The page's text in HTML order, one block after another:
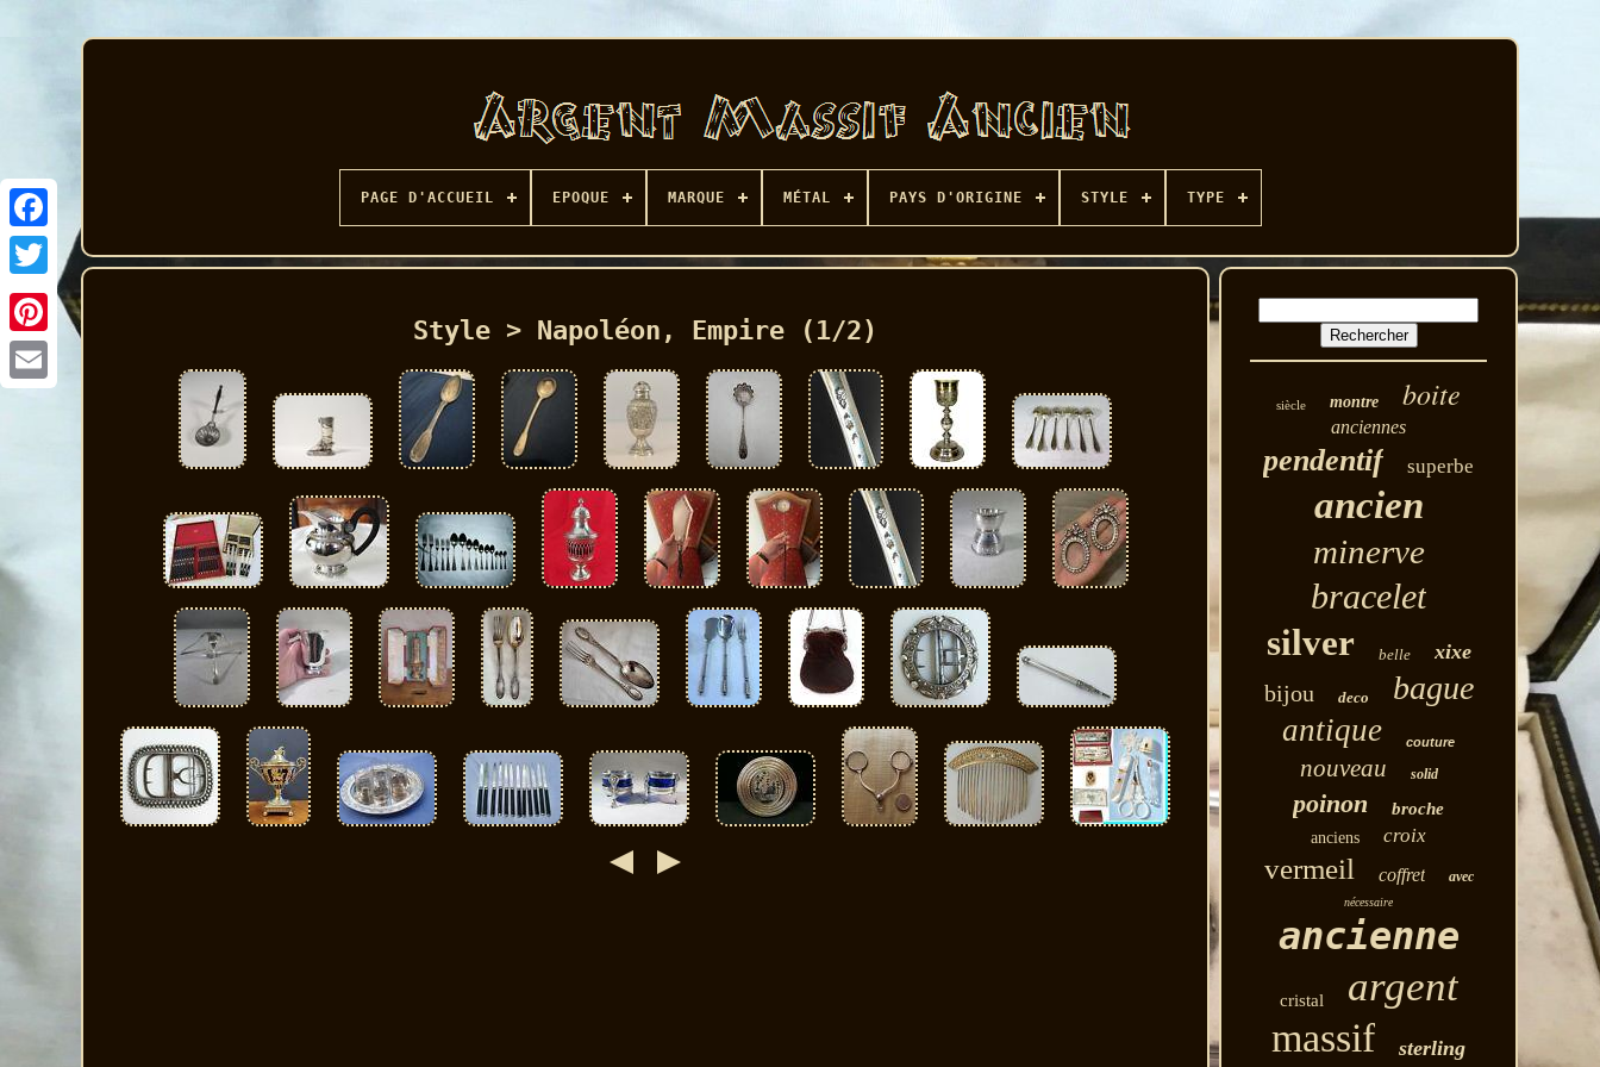
Facebook
PAGE D'ACCUEIL EPOQUE MARQUE MÉTAL PAYS D'ORIGINE STYLE TYPE
Style > Napoléon, Empire (1/2)
siècle montre boite
anciennes
pendentif superbe
ancien
minerve
bracelet
silver belle xixe
bijou deco bague
antique couture
nouveau solid
poinon broche
anciens croix
vermeil coffret avec
nécessaire
ancienne
cristal argent
massif sterling